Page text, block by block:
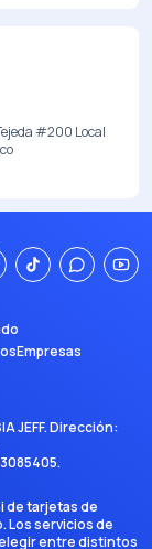
#200 Local
Empresas
JEFF. Dirección:
.
de tarjetas de
Los servicios de
entre distintos